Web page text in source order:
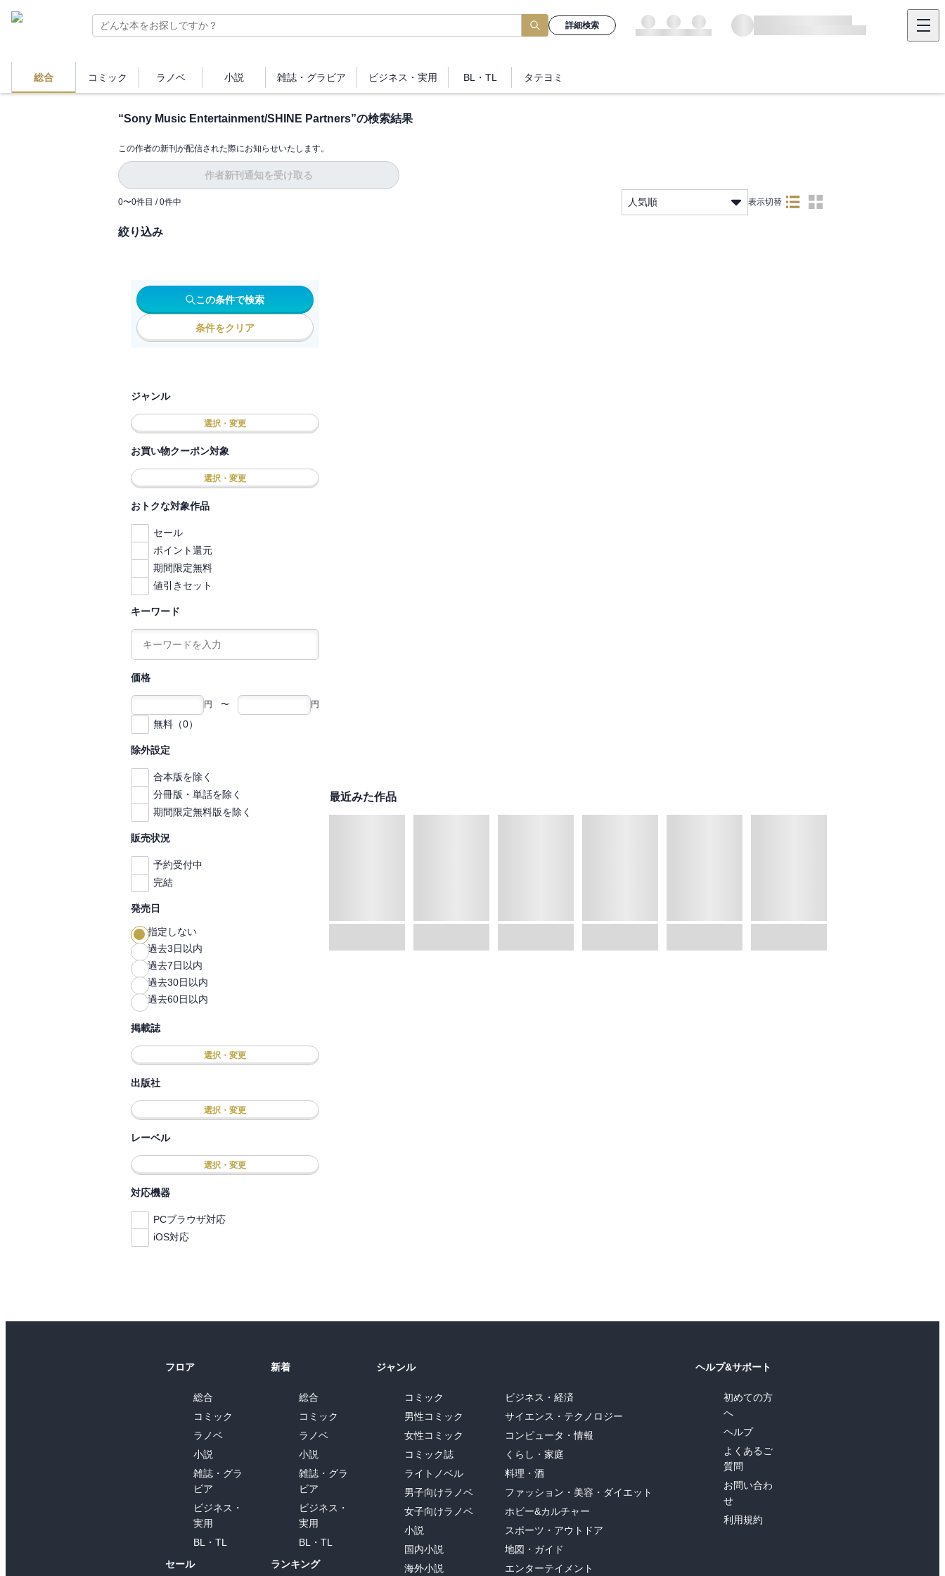
詳細検索
総合 コミック ラノベ 小説 雑誌・ グラビア ビジネス ・実用 BL・TL タテヨミ
“Sony Music Entertainment/SHINE Partners”の検索結果
この作者の新刊が配信された際にお知らせいたします。
作者新刊通知を受け取る
0〜0件目 / 0件中 人気順 表示切替
絞り込み
この条件で検索
条件をクリア
ジャンル
選択・変更
お買い物クーポン対象
選択・変更
おトクな対象作品
セール
ポイント還元
期間限定無料
値引きセット
キーワード
価格
円 〜 円
無料（0）
除外設定
合本版を除く
分冊版・単話を除く
期間限定無料版を除く
販売状況
予約受付中
完結
発売日
指定しない
過去3日以内
過去7日以内
過去30日以内
過去60日以内
掲載誌
選択・変更
出版社
選択・変更
レーベル
選択・変更
対応機器
PCブラウザ対応
iOS対応
最近みた作品
フロア
総合
コミック
ラノベ
小説
雑誌・グラ
ビア
ビジネス・
実用
BL・TL
セール
新着
総合
コミック
ラノベ
小説
雑誌・グラ
ビア
ビジネス・
実用
BL・TL
ランキング
ジャンル
コミック
男性コミック
女性コミック
コミック誌
ライトノベル
男子向けラノベ
女子向けラノベ
小説
国内小説
海外小説
ビジネス・経済
サイエンス・テクノロジー
コンピュータ・情報
くらし・家庭
料理・酒
ファッション・美容・ダイエット
ホビー&カルチャー
スポーツ・アウトドア
地図・ガイド
エンターテイメント
ヘルプ&サポート
初めての方
へ
ヘルプ
よくあるご
質問
お問い合わ
せ
利用規約